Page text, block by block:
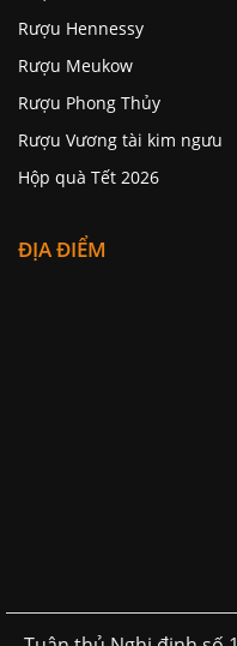
Rượu Macallan
Rượu Hennessy
Rượu Meukow
Rượu Phong Thủy
Rượu Vương tài kim ngưu